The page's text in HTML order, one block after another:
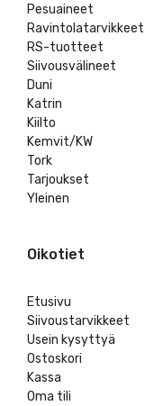
Pesuaineet
Ravintolatarvikkeet
RS-tuotteet
Siivousvälineet
Duni
Katrin
Kiilto
Kemvit/KW
Tork
Tarjoukset
Yleinen
Oikotiet
Etusivu
Siivoustarvikkeet
Usein kysyttyä
Ostoskori
Kassa
Oma tili